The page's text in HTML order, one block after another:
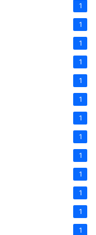
1
1
1
1
1
1
1
1
1
1
1
1
1